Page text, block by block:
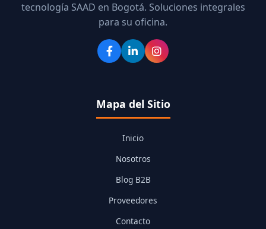
tecnología SAAD en Bogotá. Soluciones integrales
para su oficina.
Mapa del Sitio
Inicio
Nosotros
Blog B2B
Proveedores
Contacto